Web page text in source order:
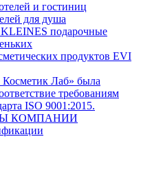
и гостиниц
для душа
подарочные
продуктов EVI
Лаб» была
требованиям
ISO 9001:2015.
КОМПАНИИ